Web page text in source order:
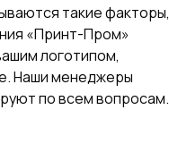
такие факторы,
«Принт-Пром»
логотипом,
Наши менеджеры
по всем вопросам.